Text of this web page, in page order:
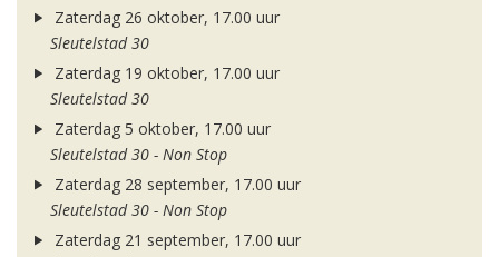
Zaterdag 26 oktober, 17.00 uur
Sleutelstad 30
Zaterdag 19 oktober, 17.00 uur
Sleutelstad 30
Zaterdag 5 oktober, 17.00 uur
Sleutelstad 30 - Non Stop
Zaterdag 28 september, 17.00 uur
Sleutelstad 30 - Non Stop
Zaterdag 21 september, 17.00 uur